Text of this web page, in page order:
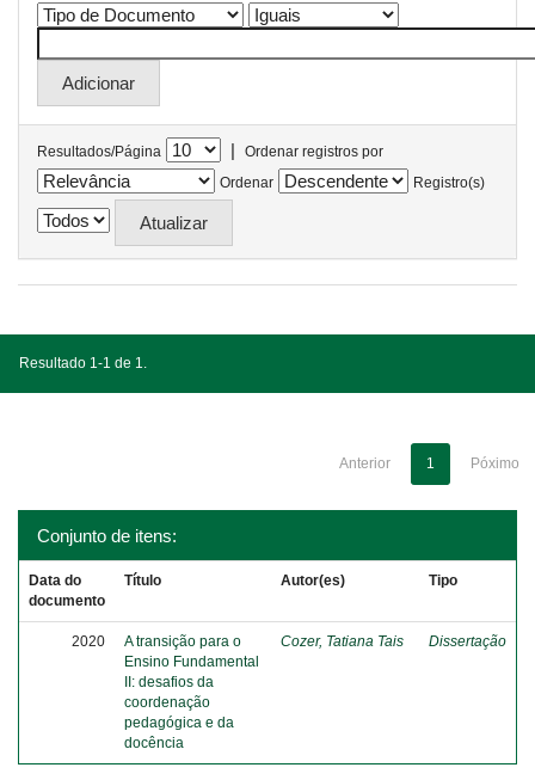
Resultados/Página |
Ordenar registros por
Ordenar
Registro(s)
Resultado 1-1 de 1.
Anterior 1 Póximo
Conjunto de itens:
Data do
documento
Título Autor(es) Tipo
2020
A transição para o
Ensino Fundamental
II: desafios da
coordenação
pedagógica e da
docência
Cozer, Tatiana Tais Dissertação